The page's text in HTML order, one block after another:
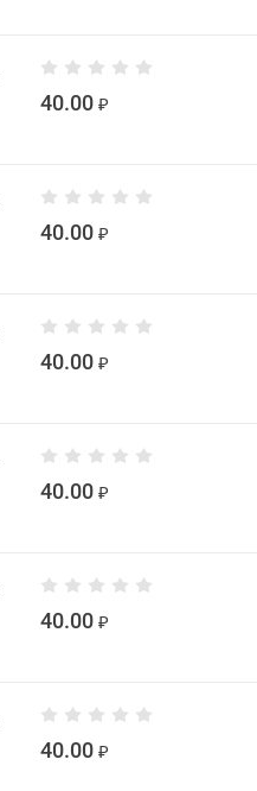
40.00 ₽
40.00 ₽
40.00 ₽
40.00 ₽
40.00 ₽
40.00 ₽